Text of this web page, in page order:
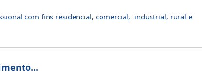
com fins residencial, comercial, industrial, rural e